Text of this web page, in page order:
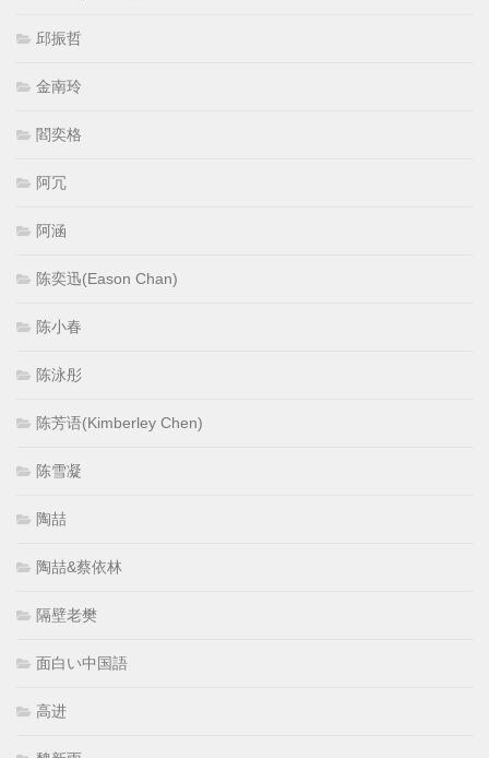
邱振哲
金南玲
閻奕格
阿冗
阿涵
陈奕迅(Eason Chan)
陈小春
陈泳彤
陈芳语(Kimberley Chen)
陈雪凝
陶喆
陶喆&蔡依林
隔壁老樊
面白い中国語
高进